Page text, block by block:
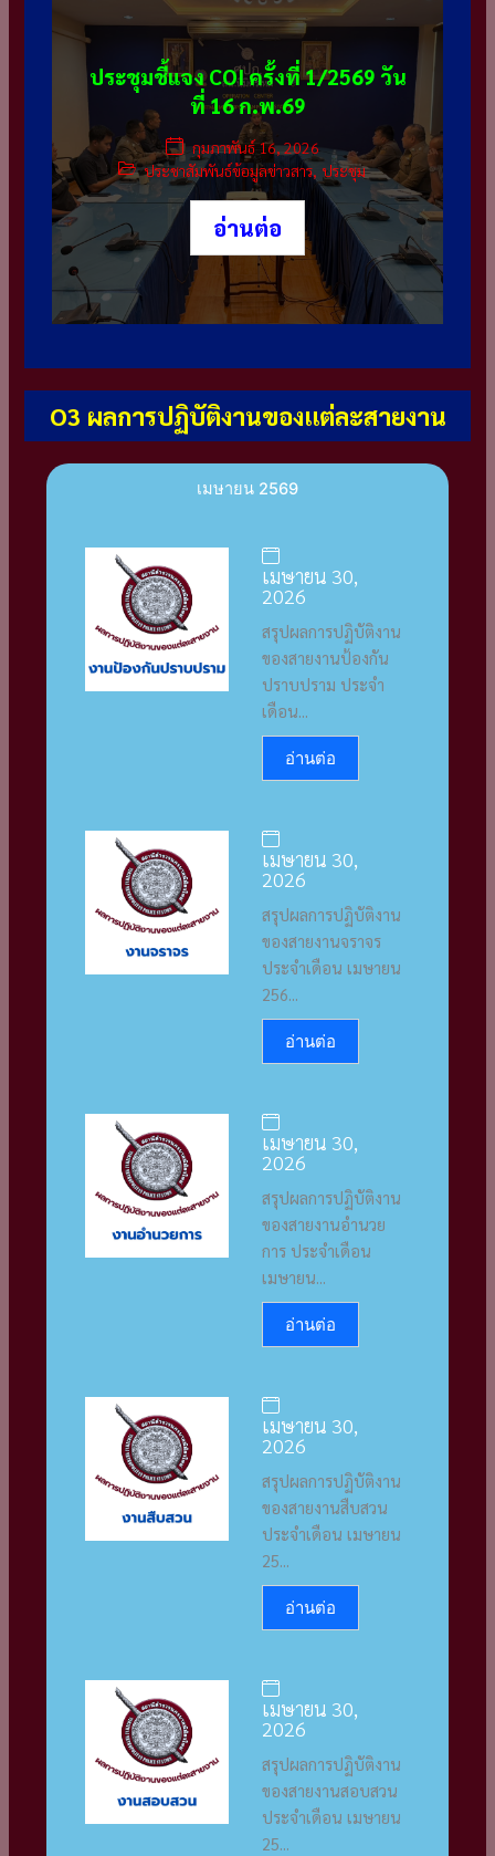
ประชุมชี้แจง COI ครั้งที่ 1/2569 วัน
ที่ 16 ก.พ.69
กุมภาพันธ์ 16, 2026
ประชาสัมพันธ์ข้อมูลข่าวสาร, ประชุม
อ่านต่อ
O3 ผลการปฏิบัติงานของแต่ละสายงาน
เมษายน 2569
เมษายน 30,
2026
สรุปผลการปฏิบัติงาน
ของสายงานป้องกัน
ปราบปราม ประจำ
เดือน...
อ่านต่อ
เมษายน 30,
2026
สรุปผลการปฏิบัติงาน
ของสายงานจราจร
ประจำเดือน เมษายน
256...
อ่านต่อ
เมษายน 30,
2026
สรุปผลการปฏิบัติงาน
ของสายงานอำนวย
การ ประจำเดือน
เมษายน...
อ่านต่อ
เมษายน 30,
2026
สรุปผลการปฏิบัติงาน
ของสายงานสืบสวน
ประจำเดือน เมษายน
25...
อ่านต่อ
เมษายน 30,
2026
สรุปผลการปฏิบัติงาน
ของสายงานสอบสวน
ประจำเดือน เมษายน
25...